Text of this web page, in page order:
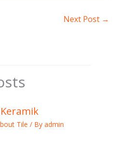
Next Post →
Tile / By admin